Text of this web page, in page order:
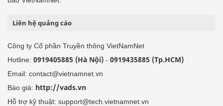
Liên hệ quảng cáo
Công ty Cổ phần Truyền thông VietNamNet
Hotline: 0919405885 (Hà Nội) - 0919435885 (Tp.HCM)
Email: contact@vietnamnet.vn
Báo giá: http://vads.vn
Hỗ trợ kỹ thuật: support@tech.vietnamnet.vn